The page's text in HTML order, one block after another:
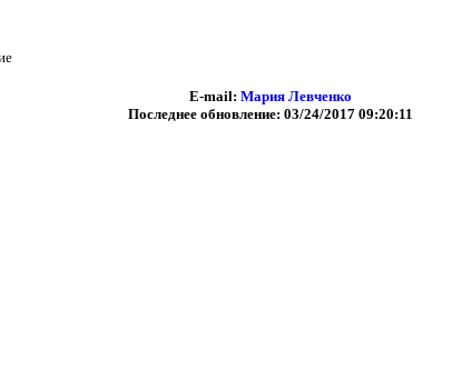
E-mail: Мария Левченко
Последнее обновление: 03/24/2017 09:20:11